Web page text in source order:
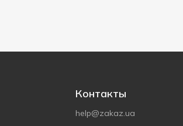
Контакты
help@zakaz.ua